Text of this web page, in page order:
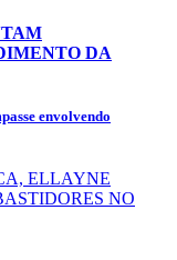
DA
envolvendo